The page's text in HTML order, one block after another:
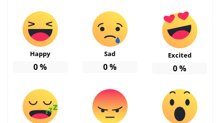
Happy
0%
Sad
0%
Excited
0%